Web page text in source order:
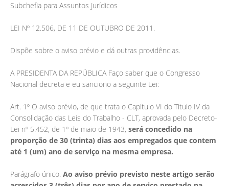
Subchefia para Assuntos Jurídicos
LEI Nº 12.506, DE 11 DE OUTUBRO DE 2011.
Dispõe sobre o aviso prévio e dá outras providências.
A PRESIDENTA DA REPÚBLICA Faço saber que o Congresso
Nacional decreta e eu sanciono a seguinte Lei:
Art. 1º O aviso prévio, de que trata o Capítulo VI do Título IV da
Consolidação das Leis do Trabalho - CLT, aprovada pelo Decreto-
Lei nº 5.452, de 1º de maio de 1943, será concedido na
proporção de 30 (trinta) dias aos empregados que contem
até 1 (um) ano de serviço na mesma empresa.
Parágrafo único. Ao aviso prévio previsto neste artigo serão